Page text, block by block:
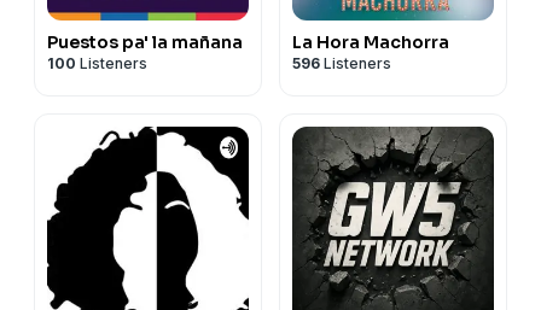
Puestos pa' la mañana
100 Listeners
La Hora Machorra
596 Listeners